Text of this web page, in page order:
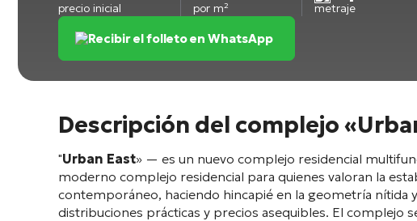
precio inicial por m² metraje
Recibir el folleto en WhatsApp
Descripción del complejo
"Urban East» — es un nuevo complejo residencial
moderno complejo residencial para quienes valoran la
contemporáneo, haciendo hincapié en la geometría nítida
distribuciones prácticas y precios asequibles. El complejo